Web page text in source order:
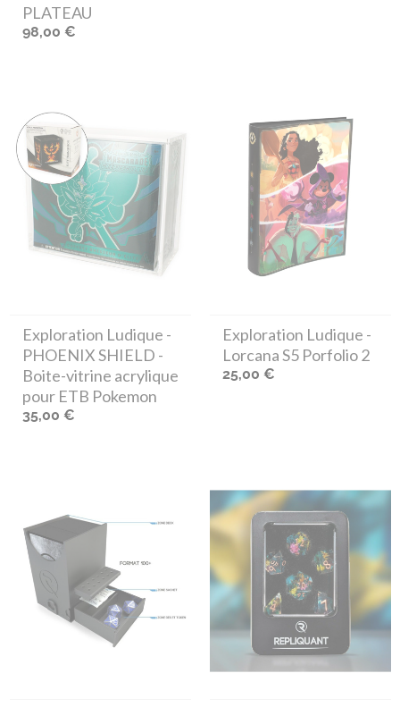
PLATEAU
98,00 €
Exploration Ludique -
PHOENIX SHIELD -
Boite-vitrine acrylique
pour ETB Pokemon
35,00 €
Exploration Ludique -
Lorcana S5 Porfolio 2
25,00 €